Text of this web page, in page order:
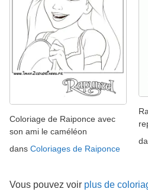
Coloriage de Raiponce avec
son ami le caméléon
dans Coloriages de Raiponce
Vous pouvez voir plus de